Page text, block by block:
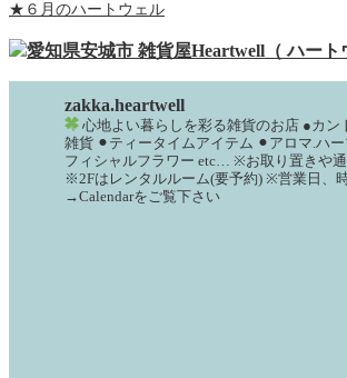
★６月のハートウェル
zakka.heartwell
心地よい暮らしを彩る雑貨のお店 ●カン
雑貨 ⚫︎ティータイムアイテム ⚫︎アロマ.ハ
フィシャルフラワー etc… ※お取り置きや
※2Fはレンタルルーム(要予約) ※営業日、
→Calendarをご覧下さい